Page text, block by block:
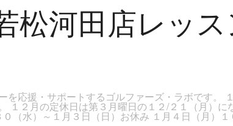
松河田店レッ
を応援・サポートするゴルファーズ・ラボです。
１２月の定休日は第３月曜日の１２/２１（月）
０（水）～１月３日（日）お休み １月４日（月）